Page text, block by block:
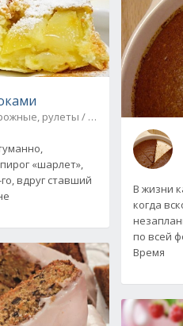
рулеты / Булки, пироги
«шарлет»,
вдруг ставший
В жизни
когда
по всей
Время